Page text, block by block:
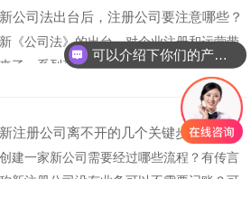
新公司法出台后，注册公司要注意哪些？
新《公司法》的出台，对企业注册和运营带
来了一系列变化和挑战。在新的法律规定
下，注册公司时需要注意的事项较为繁杂，
包括注册资本认缴制、股东出资义务加速到
期制度、股东失权制度及公司治理结构的变
化等方面。为了确保企业家和投资者能够顺
利适应新的法律环境，以下前海天盈财税公
新注册公司离不开的几个关键步骤
创建一家新公司需要经过哪些流程？有传言
称新注册公司没有业务可以不需要记账？可
可以介绍下你们的产品么